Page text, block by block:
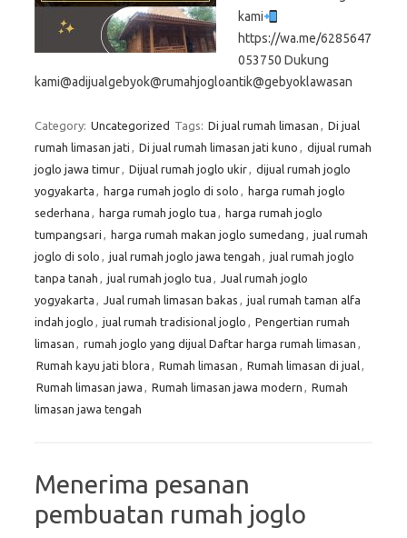
kami
https://wa.me/6285647
053750 Dukung
kami@adijualgebyok@rumahjogloantik@gebyoklawasan
Category: Uncategorized Tags: Di jual rumah limasan , Di jual
rumah limasan jati , Di jual rumah limasan jati kuno , dijual rumah
joglo jawa timur, Dijual rumah joglo ukir, dijual rumah joglo
yogyakarta , harga rumah joglo di solo , harga rumah joglo
sederhana , harga rumah joglo tua , harga rumah joglo
tumpangsari , harga rumah makan joglo sumedang , jual rumah
joglo di solo , jual rumah joglo jawa tengah , jual rumah joglo
tanpa tanah , jual rumah joglo tua , Jual rumah joglo
yogyakarta , Jual rumah limasan bakas , jual rumah taman alfa
indah joglo , jual rumah tradisional joglo , Pengertian rumah
limasan , rumah joglo yang dijual Daftar harga rumah limasan ,
Rumah kayu jati blora , Rumah limasan , Rumah limasan di jual,
Rumah limasan jawa , Rumah limasan jawa modern , Rumah
limasan jawa tengah
Menerima pesanan
pembuatan rumah joglo